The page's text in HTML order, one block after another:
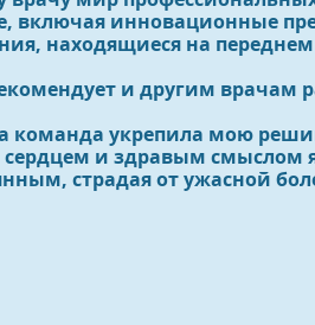
включая инновационные
находящиеся на
и другим врачам
команда укрепила мою
и здравым смыслом я
страдая от ужасной